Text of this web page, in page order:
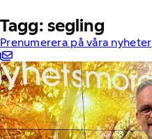
Tagg: segling
Prenumerera på våra nyheter